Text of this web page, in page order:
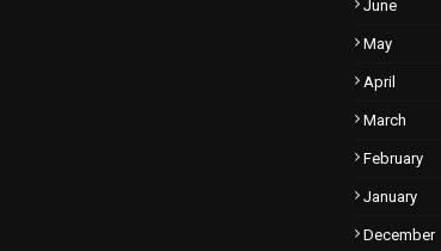
June
May
April
March
February
January
December